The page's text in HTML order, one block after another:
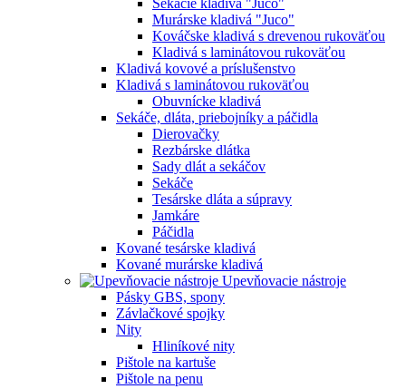
Murárske kladivá "Juco"
Kováčske kladivá s drevenou rukoväťou
Kladivá s laminátovou rukoväťou
Kladivá kovové a príslušenstvo
Kladivá s laminátovou rukoväťou
Obuvnícke kladivá
Sekáče, dláta, priebojníky a páčidla
Dierovačky
Rezbárske dlátka
Sady dlát a sekáčov
Sekáče
Tesárske dláta a súpravy
Jamkáre
Páčidla
Kované tesárske kladivá
Kované murárske kladivá
Upevňovacie nástroje
Pásky GBS, spony
Závlačkové spojky
Nity
Hliníkové nity
Pištole na kartuše
Pištole na penu